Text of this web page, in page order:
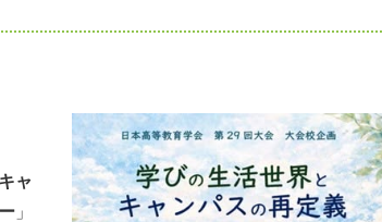
ャ
」